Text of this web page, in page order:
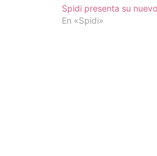
Spidi presenta su
En «Spidi»